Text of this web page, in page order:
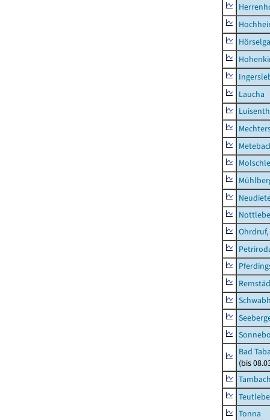
Laucha
Bad
(bis
Tonna